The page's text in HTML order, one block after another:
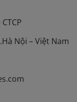
Nội – Việt Nam